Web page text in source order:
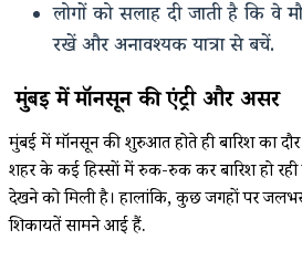
लोगों को सलाह दी जाती है कि वे
रखें और अनावश्यक यात्रा से बचें.
मुंबई में मॉनसून की एंट्री और असर
मुंबई में मॉनसून की शुरुआत होते ही बारिश का दौर
शहर के कई हिस्सों में रुक-रुक कर बारिश हो रही
देखने को मिली है। हालांकि, कुछ जगहों पर
शिकायतें सामने आई हैं.